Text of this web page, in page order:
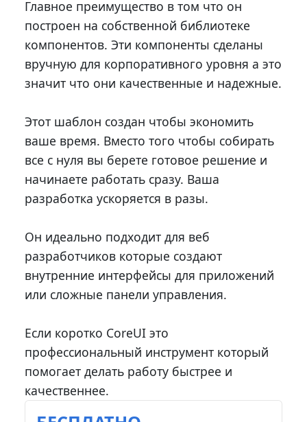
Главное преимущество в том что он
построен на собственной библиотеке
компонентов. Эти компоненты сделаны
вручную для корпоративного уровня а это
значит что они качественные и надежные.
Этот шаблон создан чтобы экономить
ваше время. Вместо того чтобы собирать
все с нуля вы берете готовое решение и
начинаете работать сразу. Ваша
разработка ускоряется в разы.
Он идеально подходит для веб
разработчиков которые создают
внутренние интерфейсы для приложений
или сложные панели управления.
Если коротко CoreUI это
профессиональный инструмент который
помогает делать работу быстрее и
качественнее.